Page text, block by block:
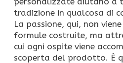
tradizione in qualcosa di
La passione, qui, non
formule costruite, ma
cui ogni ospite viene
scoperta del prodotto. È